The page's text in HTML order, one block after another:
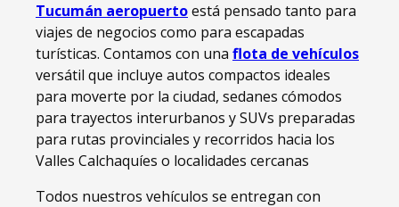
Tucumán aeropuertoestá pensado tanto para
viajes de negocios como para escapadas
turísticas. Contamos con una flota de vehículos
versátil que incluye autos compactos ideales
para moverte por la ciudad, sedanes cómodos
para trayectos interurbanos y SUVs preparadas
para rutas provinciales y recorridos hacia los
Valles Calchaquíes o localidades cercanas
Todos nuestros vehículos se entregan con